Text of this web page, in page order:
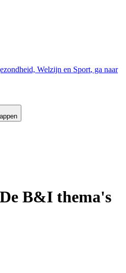
Welzijn en Sport, ga naar
De B&I thema's